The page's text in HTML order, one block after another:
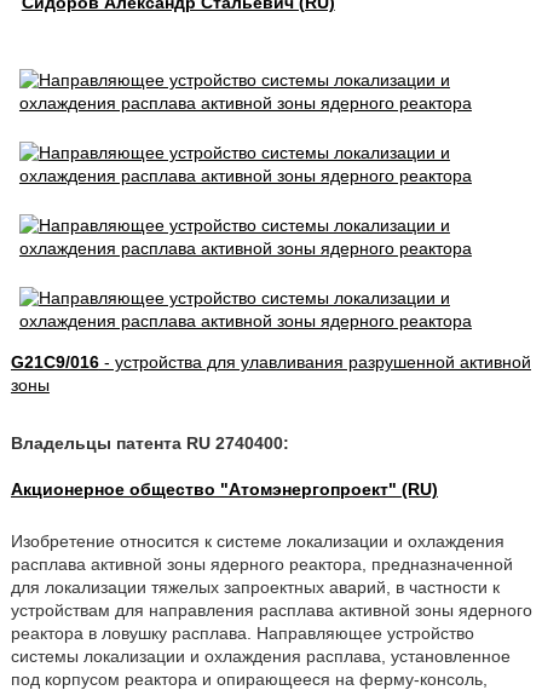
G21C9/016- устройства для улавливания разрушенной активной
зоны
Владельцы патента RU 2740400:
Акционерное общество "Атомэнергопроект" (RU)
Изобретение относится к системе локализации и охлаждения
расплава активной зоны ядерного реактора, предназначенной
для локализации тяжелых запроектных аварий, в частности к
устройствам для направления расплава активной зоны ядерного
реактора в ловушку расплава. Направляющее устройство
системы локализации и охлаждения расплава, установленное
под корпусом реактора и опирающееся на ферму-консоль,